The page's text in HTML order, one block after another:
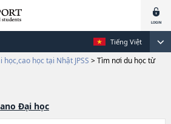
Tiếng Việt
học tại Nhật JPSS > Tìm nơi du học từ
Đại học